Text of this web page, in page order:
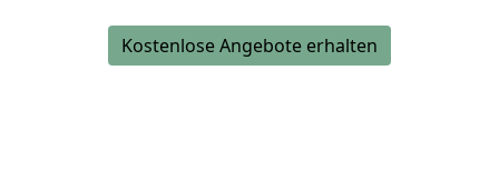
Kostenlose Angebote erhalten